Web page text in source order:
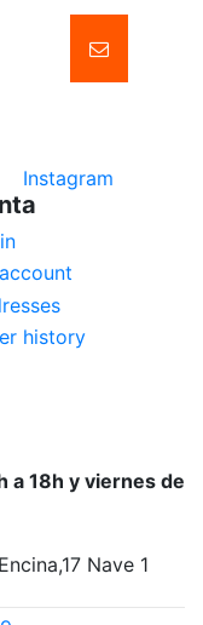
Instagram
history
a 18h y viernes de
Nave 1